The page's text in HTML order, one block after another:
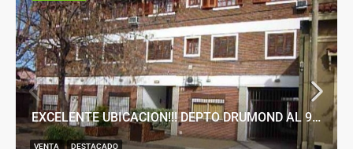
EXCELENTE UBICACION!!! DEPTO DRUMOND AL 900
VENTA DESTACADO